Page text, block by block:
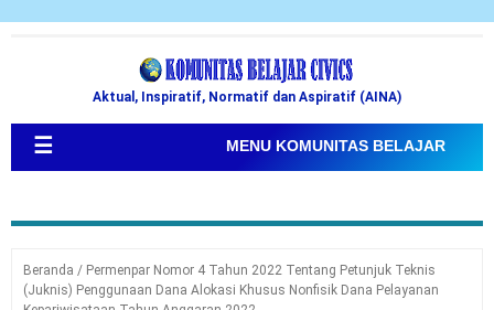
Aktual, Inspiratif, Normatif dan Aspiratif (AINA)
☰ MENU KOMUNITAS BELAJAR
Beranda / Permenpar Nomor 4 Tahun 2022 Tentang Petunjuk Teknis
(Juknis) Penggunaan Dana Alokasi Khusus Nonfisik Dana Pelayanan